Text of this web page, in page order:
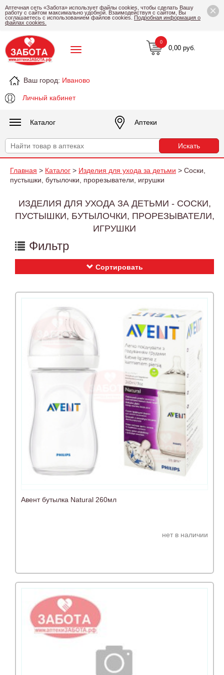
×
Аптечная сеть «Забота» использует файлы cookies, чтобы сделать Вашу
работу с сайтом максимально удобной. Взаимодействуя с сайтом, Вы
соглашаетесь с использованием файлов cookies. Подробная информация о
файлах cookies.
Ваш город: Иваново
Личный кабинет
0,00 руб.
0
Каталог Аптеки
Главная > Каталог > Изделия для ухода за детьми > Соски,
пустышки, бутылочки, прорезыватели, игрушки
ИЗДЕЛИЯ ДЛЯ УХОДА ЗА ДЕТЬМИ - СОСКИ,
ПУСТЫШКИ, БУТЫЛОЧКИ, ПРОРЕЗЫВАТЕЛИ,
ИГРУШКИ
Фильтр
Сортировать
Авент бутылка Natural 260мл
нет в наличии